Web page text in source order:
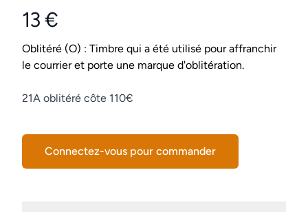
Product information
13 €
Conditions
Oblitéré (O) : Timbre qui a été utilisé pour affranchir
le courrier et porte une marque d'oblitération.
Description
21A oblitéré côte 110€
Connectez-vous pour commander